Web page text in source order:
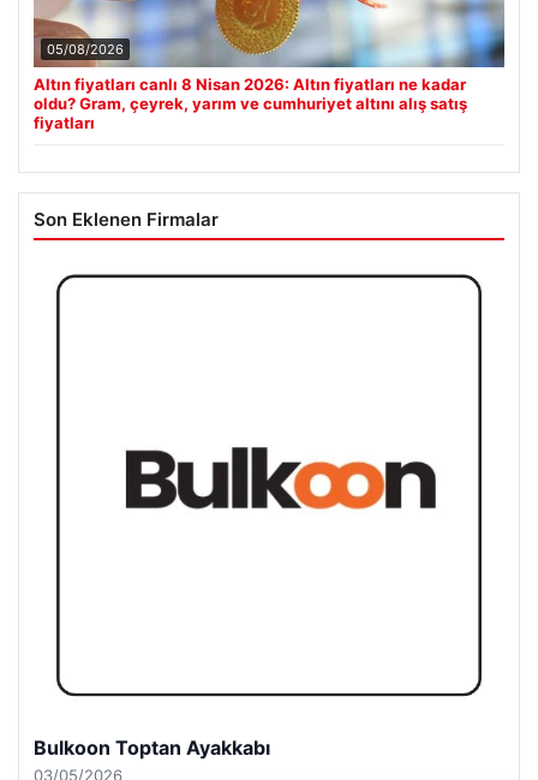
05/08/2026
Altın fiyatları canlı 8 Nisan 2026: Altın fiyatları ne kadar
oldu? Gram, çeyrek, yarım ve cumhuriyet altını alış satış
fiyatları
Son Eklenen Firmalar
Bulkoon Toptan Ayakkabı
03/05/2026